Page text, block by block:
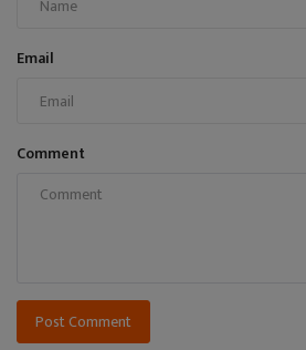
Email
Comment
Post Comment